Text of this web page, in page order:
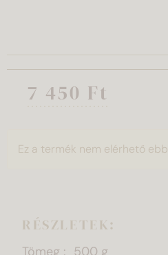
7 450 Ft
Ez a termék nem elérhető
RÉSZLETEK:
Tömeg
500 g